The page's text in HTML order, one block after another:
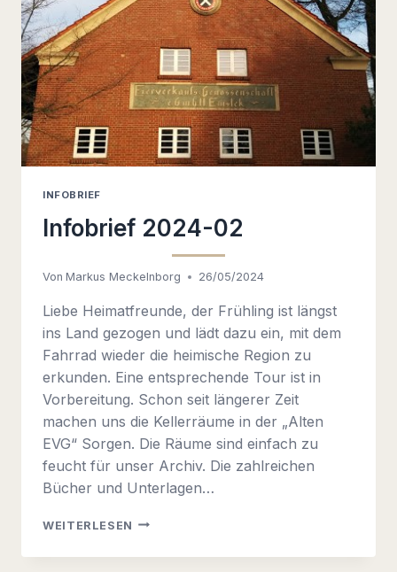
INFOBRIEF
Infobrief 2024-02
Von Markus Meckelnborg 26/05/2024
Liebe Heimatfreunde, der Frühling ist längst
ins Land gezogen und lädt dazu ein, mit dem
Fahrrad wieder die heimische Region zu
erkunden. Eine entsprechende Tour ist in
Vorbereitung. Schon seit längerer Zeit
machen uns die Kellerräume in der „Alten
EVG“ Sorgen. Die Räume sind einfach zu
feucht für unser Archiv. Die zahlreichen
Bücher und Unterlagen…
WEITERLESEN INFOBRIEF
02